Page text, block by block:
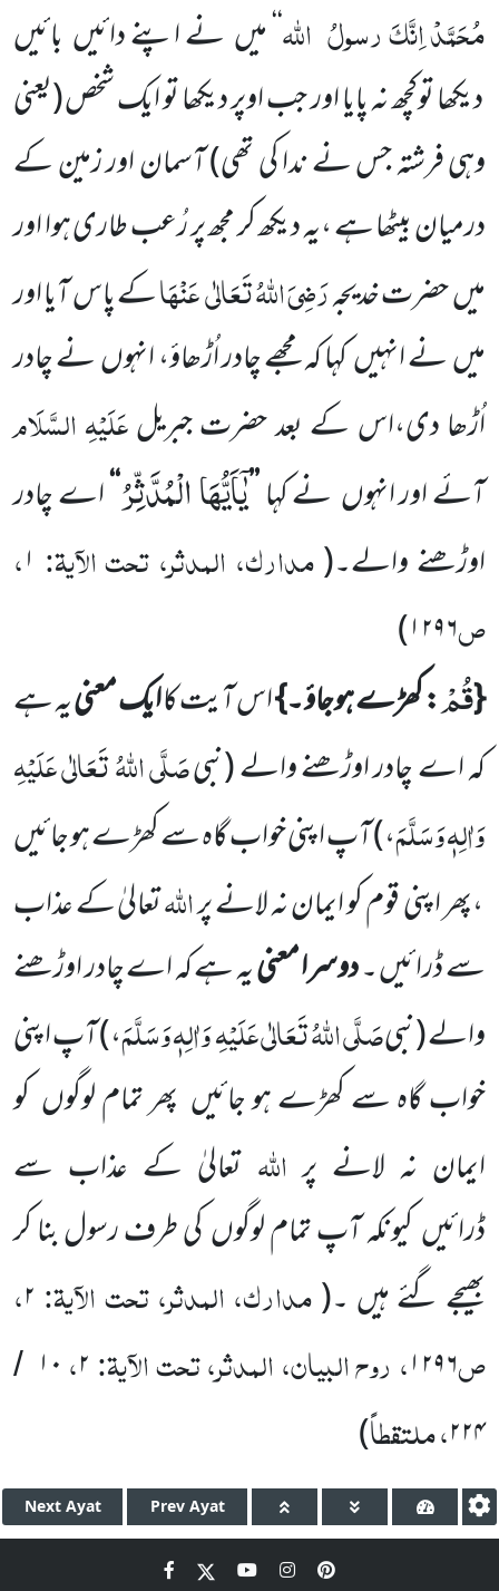
مُحَمَّدْ اِنَّکَ رسولُ اللّٰہ‘‘میں نے اپنے دائیں بائیں
دیکھا توکچھ نہ پایا اور جب اوپر دیکھا تو ایک شخص(یعنی
وہی فرشتہ جس نے ندا کی تھی)آسمان اورزمین کے
درمیان بیٹھا ہے ،یہ دیکھ کر مجھ پر رُعب طاری ہوا اور
میںحضرت خدیجہرَضِیَ اللّٰہُ تَعَالٰیعَنْہَاکے پاس آیا اور
میںنے انہیںکہا کہ مجھے چادر اُڑھاؤ، انہوںنے چادر
اُڑھا دی،اس کے بعد حضرت جبریلعَلَیْہِ السَّلَام
آئے اور انہوں نے کہا’’یٰۤاَیُّهَا الْمُدَّثِّرُ‘‘اے چادر
اوڑھنے والے۔(مدارک، المدثر، تحت الآیۃ: ۱،
ص۱۲۹۶)
{قُمْ: کھڑے ہوجاؤ ۔}اس آیت کاایک معنییہ ہے
کہ اے چادر اوڑھنے والے(نبیصَلَّی اللّٰہُ تَعَالٰی عَلَیْہِ
وَاٰلِہٖ وَسَلَّمَ،)آپاپنی خواب گاہ سے کھڑے ہو جائیں
،پھر اپنی قوم کو ایماننہ لانے پراللّٰہتعالیٰ کے عذاب
سے ڈرائیں ۔دوسرا معنییہہے کہ اے چادر اوڑھنے
والے(نبیصَلَّی اللّٰہُ تَعَالٰی عَلَیْہِوَاٰلِہٖ وَسَلَّمَ،)آپ اپنی
خواب گاہ سے کھڑے ہو جائیں پھر تمام لوگوں کو
ایمان نہ لانے پر اللّٰہ تعالیٰ کے عذاب سے
ڈرائیں کیونکہ آپ تمام لوگوںکی طرف رسول بنا کر
بھیجے گئے ہیں ۔(مدارک، المدثر، تحت الآیۃ: ۲،
ص۱۲۹۶، روح البیان، المدثر، تحت الآیۃ:۲،۱۰ /
۲۲۴، ملتقطاً)
Next Ayat Prev Ayat